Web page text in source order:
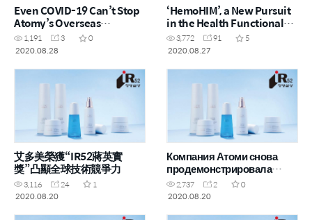
Even COVID-19 Can’t Stop
Atomy’s Overseas
Expansion
1,191 3
0
2020.08.28
‘HemoHIM’, a New Pursuit
in the Health Functional
Foods Market
3,772 91
5
2020.08.27
艾多美榮獲“IR52蔣英實
獎”凸顯全球技術競爭力
3,116 24
1
2020.08.20
Компания Атоми снова
продемонстрировала
высокий уровень
конукрентноспособности
2,737 2
0
2020.08.20